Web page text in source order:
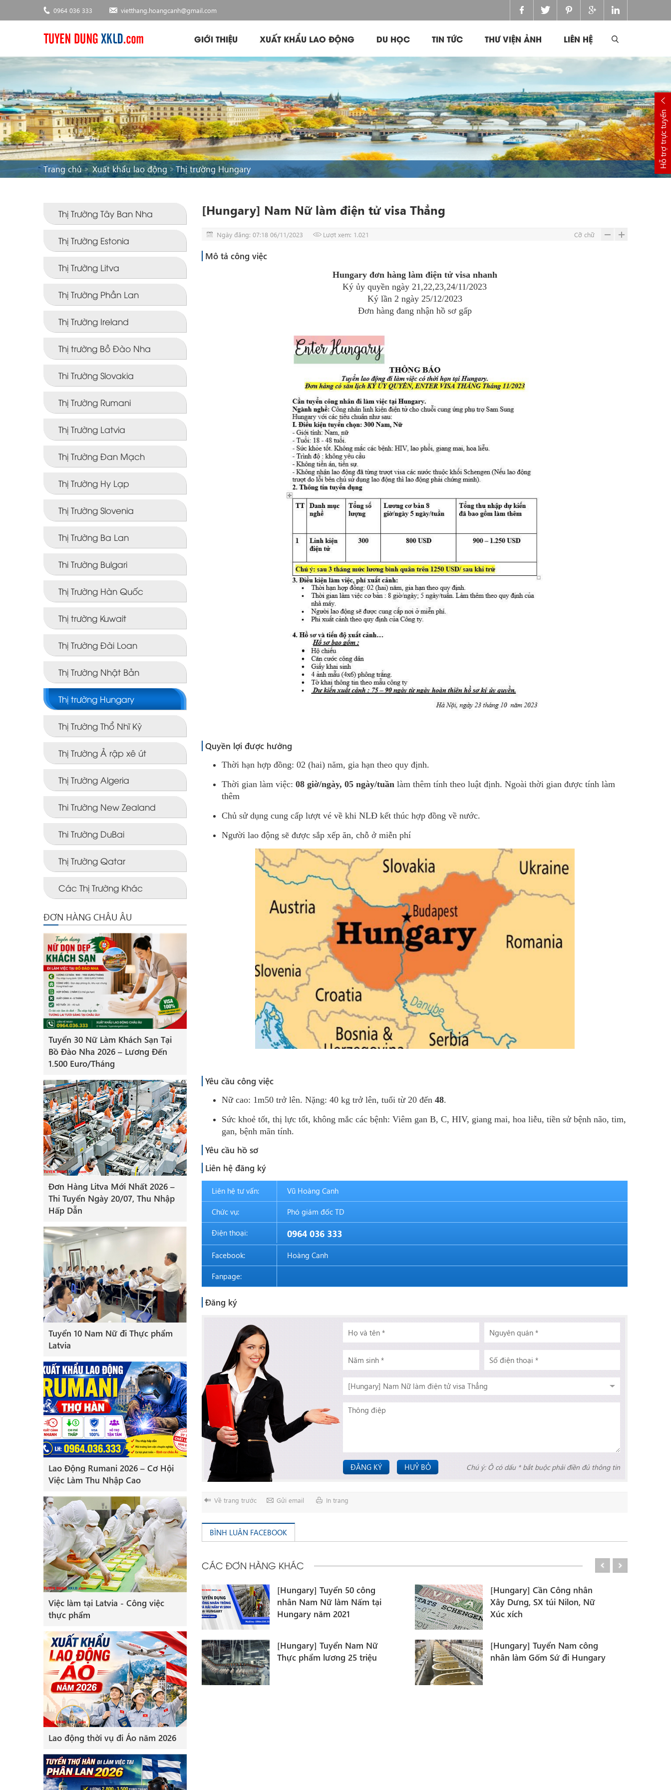
0964 036 333 vietthang.hoangcanh@gmail.com
GIỚI THIỆU XUẤT KHẨU LAO ĐỘNG DU HỌC TIN TỨC THƯ VIỆN ẢNH LIÊN HỆ
Trang chủ Xuất khẩu lao động Thị trường Hungary
Thị Trường Tây Ban Nha
Thị Trường Estonia
Thị Trường Litva
Thị Trường Phần Lan
Thị Trường Ireland
Thị trường Bồ Đào Nha
Thi Trường Slovakia
Thị Trường Rumani
Thị Trường Latvia
Thị Trường Đan Mạch
Thị Trường Hy Lạp
Thị Trường Slovenia
Thị Trường Ba Lan
Thi Trường Bulgari
Thị Trường Hàn Quốc
Thị trường Kuwait
Thị Trường Đài Loan
Thị Trường Nhật Bản
Thị trường Hungary
Thị Trường Thổ Nhĩ Kỳ
Thị Trường Ả rập xê út
Thị Trường Algeria
Thi Trường New Zealand
Thi Trường DuBai
Thị Trường Qatar
Các Thị Trường Khác
ĐƠN HÀNG CHÂU ÂU
Tuyển 30 Nữ Làm Khách Sạn Tại
Bồ Đào Nha 2026 – Lương Đến
1.500 Euro/Tháng
Đơn Hàng Litva Mới Nhất 2026 –
Thi Tuyển Ngày 20/07, Thu Nhập
Hấp Dẫn
Tuyển 10 Nam Nữ đi Thực phẩm
Latvia
Lao Động Rumani 2026 – Cơ Hội
Việc Làm Thu Nhập Cao
Việc làm tại Latvia - Công việc
thực phẩm
Lao động thời vụ đi Áo năm 2026
[Hungary] Nam Nữ làm điện tử visa Thẳng
Ngày đăng: 07:18 06/11/2023 Lượt xem: 1.021 Cỡ chữ
Mô tả công việc
Hungary đơn hàng làm điện tử visa nhanh
Ký ủy quyền ngày 21,22,23,24/11/2023
Ký lần 2 ngày 25/12/2023
Đơn hàng đang nhận hồ sơ gấp
Quyền lợi được hưởng
Thời hạn hợp đồng: 02 (hai) năm, gia hạn theo quy định.
Thời gian làm việc: 08 giờ/ngày, 05 ngày/tuần làm thêm tính theo luật định. Ngoài thời gian được tính làm
thêm
Chủ sử dụng cung cấp lượt vé về khi NLĐ kết thúc hợp đồng về nước.
Người lao động sẽ được sắp xếp ăn, chỗ ở miễn phí
Yêu cầu công việc
Nữ cao: 1m50 trở lên. Nặng: 40 kg trở lên, tuổi từ 20 đến 48.
Sức khoẻ tốt, thị lực tốt, không mắc các bệnh: Viêm gan B, C, HIV, giang mai, hoa liễu, tiền sử bệnh não, tim,
gan, bệnh mãn tính.
Yêu cầu hồ sơ
Liên hệ đăng ký
Liên hệ tư vấn: Vũ Hoàng Canh
Chức vụ: Phó giám đốc TD
Điện thoại: 0964 036 333
Facebook: Hoàng Canh
Fanpage:
Đăng ký
Chú ý: Ô có dấu * bắt buộc phải điền đủ thông tin
ĐĂNG KÝ HUỶ BỎ
Về trang trước Gửi email In trang
BÌNH LUẬN FACEBOOK
CÁC ĐƠN HÀNG KHÁC
[Hungary] Tuyển 50 công
nhân Nam Nữ làm Nấm tại
Hungary năm 2021
[Hungary] Tuyển Nam Nữ
Thực phẩm lương 25 triệu
[Hungary] Cần Công nhân
Xây Dưng, SX túi Nilon, Nữ
Xúc xích
[Hungary] Tuyển Nam công
nhân làm Gốm Sứ đi Hungary
[Hungary] Tuyển 100 thợ xây
dựng,kỹ sư đi Hungary
[Hungary] Cơ hội việc làm tại
Châu Âu
Hỗ trợ trực tuyến